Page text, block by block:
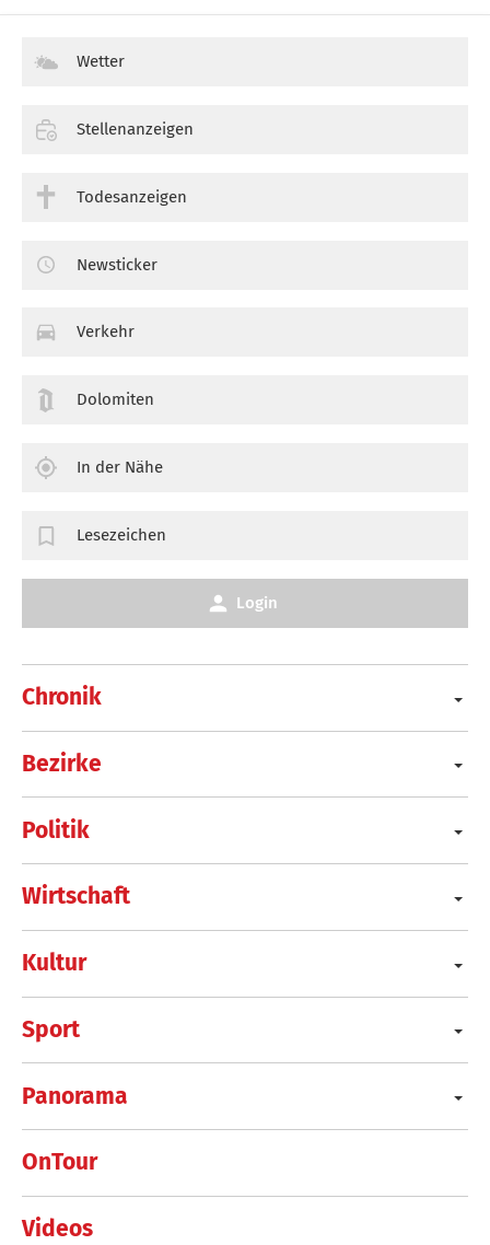
Chronik
Bezirke
Politik
Wirtschaft
Kultur
Sport
Panorama
OnTour
Videos
Wetter
Stellenanzeigen
Todesanzeigen
Newsticker
Verkehr
Dolomiten
In der Nähe
Lesezeichen
Login